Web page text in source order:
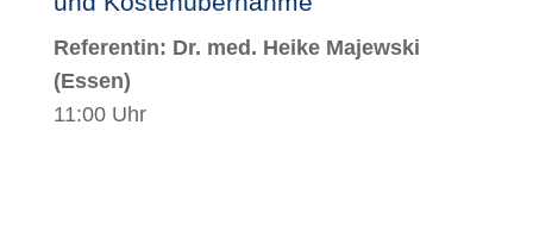
Referentin: Dr. med. Heike Majewski
(Essen)
11:00 Uhr